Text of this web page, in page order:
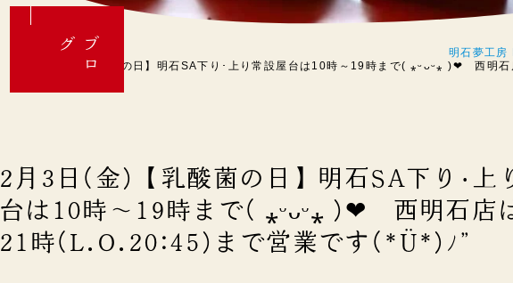
ブ
ロ
グ 明石夢工房
2月3日(金)【乳酸菌の日】明石SA下り･上り常設屋台は10時～19時まで( ⁎ᵕᴗᵕ⁎ )❤︎ 西明
2月3日(金)【乳酸菌の日】明石SA下り･上
台は10時～19時まで( ⁎ᵕᴗᵕ⁎ )❤︎ 西明石店
21時(L.O.20:45)まで営業です(*Ü*)ﾉ”